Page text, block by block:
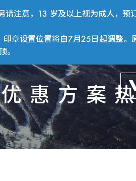
请注意，13 岁及以上视为成人，预
章设置位置将自7月25日起调整。
。
惠方案